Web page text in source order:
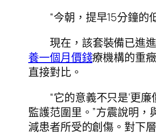
“今朝，提早15分鐘
現在，該套裝備已進
養一個月價錢療機構的重
直接對比。
“它的意義不只是‘更
監護范圍里。”方震說明，
減患者所受的創傷。對下